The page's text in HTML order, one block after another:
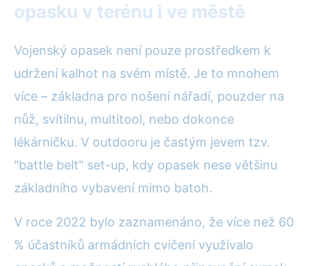
opasku v terénu i ve městě
Vojenský opasek není pouze prostředkem k
udržení kalhot na svém místě. Je to mnohem
více – základna pro nošení nářadí, pouzder na
nůž, svítilnu, multitool, nebo dokonce
lékárničku. V outdooru je častým jevem tzv.
"battle belt" set-up, kdy opasek nese většinu
základního vybavení mimo batoh.
V roce 2022 bylo zaznamenáno, že více než 60
% účastníků armádních cvičení využívalo